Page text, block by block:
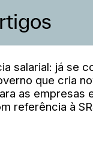
salarial: já se
que cria
as empresas
referência à